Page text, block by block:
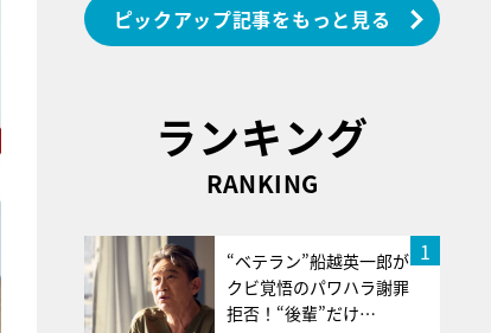
ピックアップ記事をもっと見る
ランキング
RANKING
1
“ベテラン”船越英一郎が
クビ覚悟のパワハラ謝罪
拒否！“後輩”だけ…